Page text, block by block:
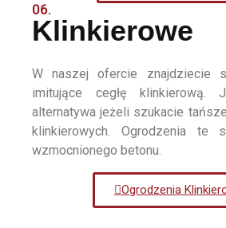
06.
Klinkierowe
W naszej ofercie znajdziecie
imitujące cegłę
alternatywa jeżeli szukacie
klinkierowych. Ogrodzenia te
wzmocnionego betonu.
Ogrodzenia